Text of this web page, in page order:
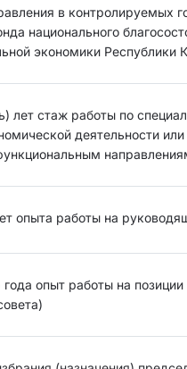
в контролируемых
национального
экономики Республики
лет стаж работы по
деятельности
опыта работы на
опыт работы на